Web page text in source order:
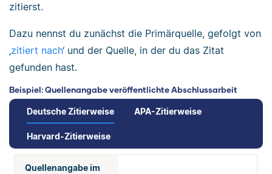
zitierst.
Dazu nennst du zunächst die Primärquelle, gefolgt von
‚zitiert nach‘ und der Quelle, in der du das Zitat
gefunden hast.
Beispiel: Quellenangabe veröffentlichte Abschlussarbeit
Deutsche Zitierweise APA-Zitierweise
Harvard-Zitierweise
Quellenangabe im